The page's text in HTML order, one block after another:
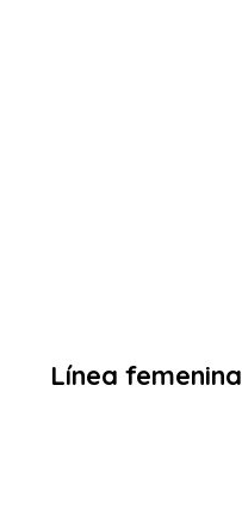
Línea femenina